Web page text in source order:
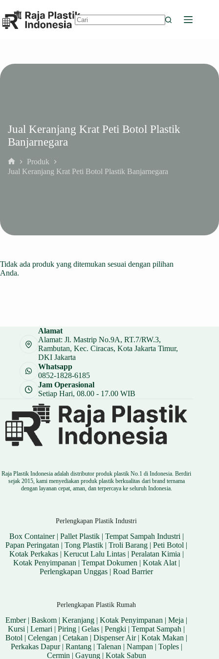
to
content
Jual Keranjang Krat Peti Botol Plastik
Banjarnegara
Home
Produk
Jual Keranjang Krat Peti Botol Plastik Banjarnegara
Tidak ada produk yang ditemukan sesuai dengan pilihan
Anda.
Alamat
Alamat: Jl. Mastrip No.9A, RT.7/RW.3,
Rambutan, Kec. Ciracas, Kota Jakarta Timur,
DKI Jakarta
Whatsapp
0852-1828-6185
Jam Operasional
Setiap Hari, 08.00 - 17.00 WIB
Raja Plastik Indonesia adalah distributor produk plastik No.1 di Indonesia. Berdiri
sejak 2015, kami menyediakan produk plastik berkualitas dari brand ternama
dengan layanan cepat, aman, dan terpercaya ke seluruh Indonesia.
Perlengkapan Plastik Industri
Box Container| Pallet Plastik| Tempat Sampah Industri |
Papan Peringatan |Tong Plastik |Troli Barang |Peti Botol |
Kotak Perkakas| Kerucut Lalu Lintas| Peralatan Kimia |
Kotak Penyimpanan | Tempat Dokumen | Kotak Alat|
Perlengkapan Unggas |Road Barrier
Perlengkapan Plastik Rumah
Ember|Baskom |Keranjang |Kotak Penyimpanan |Meja |
Kursi |Lemari |Piring |Gelas |Pengki |Tempat Sampah |
Botol |Celengan |Cetakan |Dispenser Air|Kotak Makan |
Perkakas Dapur| Rantang| Talenan | Nampan | Toples|
Cermin | Gayung| Kotak Sabun